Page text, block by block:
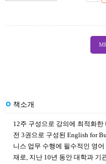
책소개
12주 구성으로 강의에 최적화한
전 3권으로 구성된 English for
니스 업무 수행에 필수적인 영
재로, 지난 10년 동안 대학과 기